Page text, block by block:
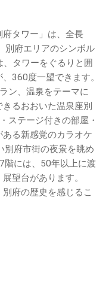
タワー」は、全長
別府エリアのシンボル
タワーをぐるりと囲
360度一望できます。
ン、温泉をテーマに
るおおいた温泉座別
ステージ付きの部屋・
る新感覚のカラオケ
別府市街の夜景を眺め
階には、50年以上に渡
望台があります。
府の歴史を感じるこ